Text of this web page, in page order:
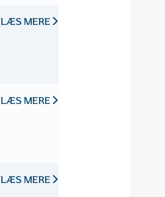
LÆS MERE
LÆS MERE
LÆS MERE